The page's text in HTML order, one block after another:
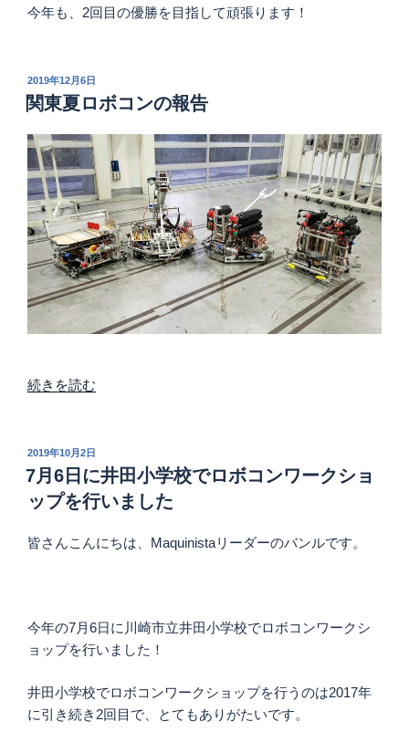
今年も、2回目の優勝を目指して頑張ります！
投
稿
日:
2019年12月6日
関東夏ロボコンの報告
“関
ロ
ボ
ン
の
続きを読む
投
稿
日:
2019年10月2日
7月6日に井田小学校でロボコンワークショ
ップを行いました
皆さんこんにちは、Maquinistaリーダーのバンルです。
今年の7月6日に川崎市立井田小学校でロボコンワークシ
ョップを行いました！
井田小学校でロボコンワークショップを行うのは2017年
に引き続き2回目で、とてもありがたいです。